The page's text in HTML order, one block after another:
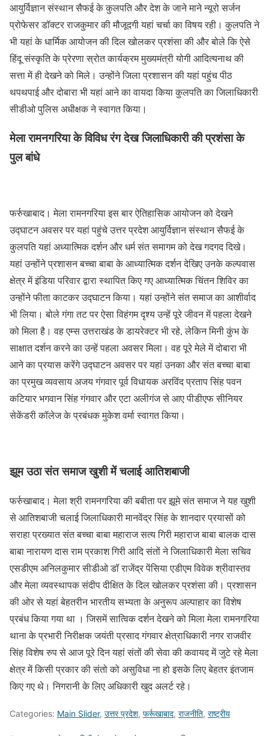
आयुर्विज्ञान संस्थान सैफई के कुलपति और देश के जाने माने न्यूरो सर्जन
प्रोफेसर डॉक्टर राजकुमार की मौजूदगी यहां चर्चा का विषय रही। कुलपति ने
भी यहां के धार्मिक आयोजन की दिल खोलकर प्रशंसा की और बोले कि ऐसे
हिंदू संस्कृति के प्रेरणा स्रोत कार्यक्रम मुख्यमंत्री योगी आदित्यनाथ की
सत्ता में ही देखने को मिले। उन्होंने जिला प्रशासन की यहां पहुंच पीठ
थपथपाई और दोबारा भी यहां आने का वायदा किया कुलपति का जिलाधिकारी
सीडीओ पुलिस अधीक्षक ने स्वागत किया।
मेला रामनगरिया के विविध रंग देख जिलाधिकारी की प्रशंसा के
पुल बांधे
फर्रुखाबाद। मेला रामनगरिया इस बार ऐतिहासिक आयोजन को देखने
उद्घाटन अवसर पर यहां पहुंचे उत्तर प्रदेश आयुर्विज्ञान संस्थान सैफई के
कुलपति यहां अध्यात्मिक दर्शन और धर्म संत समागम को देख गदगद दिखे।
यहां उन्होंने प्रशासन बच्चा बाबा के आध्यात्मिक दर्शन देखिए उनके कल्पवास
क्षेत्र में इंडिया परिवार द्वारा स्थापित किए गए आध्यात्मिक चिंतन शिविर का
उन्होंने फीता काटकर उद्घाटन किया। यहां उन्होंने संत समाज का आशीर्वाद
भी लिया। बोले गंगा तट पर ऐसा विहंगम दृश्य उन्हें पूरे जीवन में पहला देखने
को मिला है। वह एम्स उत्तराखंड के डायरेक्टर भी रहे, लेकिन मिनी कुंभ के
साक्षात दर्शन करने का उन्हें पहला अवसर मिला। वह पूरे मेले में दोबारा भी
आने का प्रयास करेंगे उद्घाटन अवसर पर यहां उनका और संत बच्चा बाबा
का प्रमुख व्यवसाय अजय गंगवार पूर्व विधायक अरविंद प्रताप सिंह पवन
कटियार भगवान सिंह गंगवार और एटा अलीगंज से आए पीडीएफ सीनियर
सेकेंडरी कॉलेज के प्रबंधक मुकेश वर्मा स्वागत किया।
झूम उठा संत समाज खुशी में चलाई आतिशबाजी
फर्रुखाबाद। मेला श्री रामनगरिया की बबीता पर झूमे संत समाज ने यह खुशी
से आतिशबाजी चलाई जिलाधिकारी मानवेंद्र सिंह के शानदार प्रयासों को
सराहा प्रख्यात संत बच्चा बाबा महाराज सत्य गिरी महाराज बाबा बालक दास
बाबा नारायण दास राम प्रकाश गिरी आदि संतों ने जिलाधिकारी मेला सचिव
एसडीएम अनिलकुमार सीडीओ डॉ राजेंद्र पेंसिया एडीएम विवेक श्रीवास्तव
और मेला व्यवस्थापक संदीप दीक्षित के दिल खोलकर प्रशंसा की। प्रशासन
की ओर से यहां बेहतरीन भारतीय सभ्यता के अनुरूप अल्पाहार का विशेष
प्रबंध किया गया था । जिसमें सात्विक दर्शन देखने को मिला मेला रामनगरिया
थाना के प्रभारी निरीक्षक जयंती प्रसाद गंगवार क्षेत्राधिकारी नगर राजवीर
सिंह विशेष रुप से आज पूरे दिन यहां संतों की सेवा की कवायद में जुटे रहे मेला
क्षेत्र में किसी प्रकार की संतो को असुविधा ना हो इसके लिए बेहतर इंतजाम
किए गए थे। निगरानी के लिए अधिकारी खुद अलर्ट रहे।
Categories: Main Slider, उत्तर प्रदेश, फर्रूखाबाद, राजनीति, राष्ट्रीय